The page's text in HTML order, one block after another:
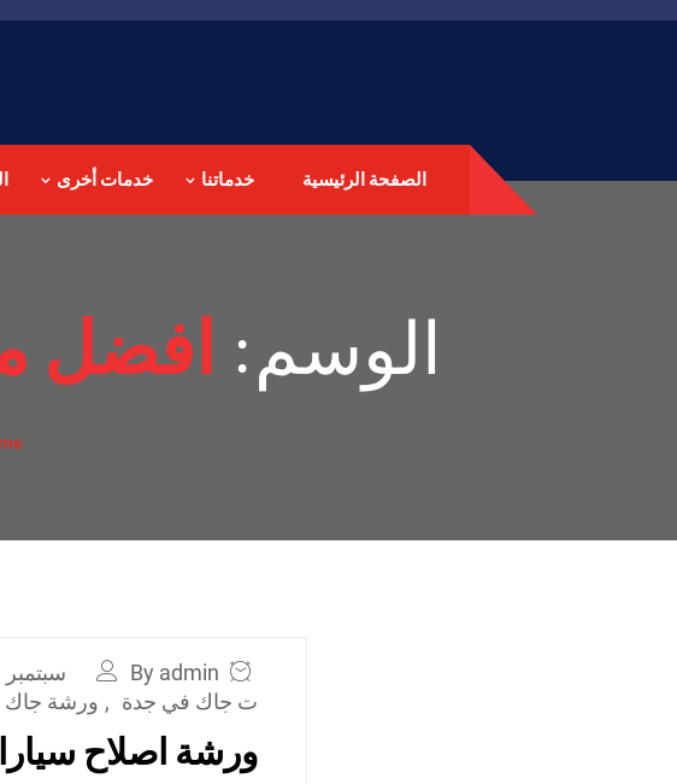
الصفحة الرئيسية خدماتنا خدمات أخرى
الوسم: افضل
By admin سبتمبر 9, 2024
ت جاك في جدة , ورشة جاك
ورشة اصلاح